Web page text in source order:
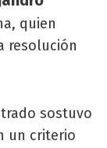
quien
resolución
sostuvo
un criterio